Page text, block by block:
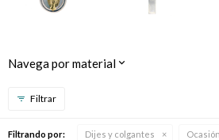
Navega por material
Filtrando por: Dijes y colgantes
Colgantes
Tobilleras
Boda
Cumpleaños de 15
Contacto